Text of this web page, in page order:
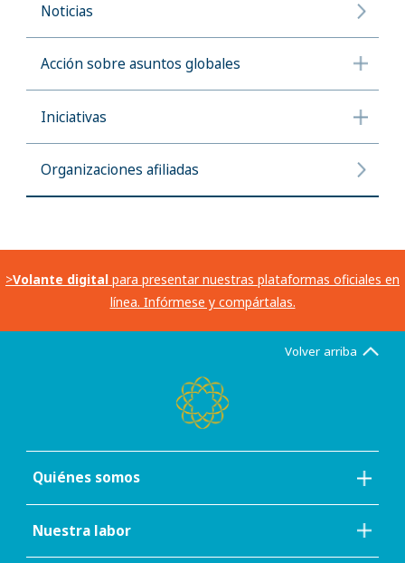
Noticias
Acción sobre asuntos globales
Iniciativas
Organizaciones afiliadas
>Volante digital para presentar nuestras plataformas oficiales en
línea. Infórmese y compártalas.
Volver arriba
Quiénes somos
Nuestra labor